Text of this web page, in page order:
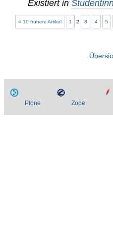
Existiert in
« 10 frühere Artikel 1 2 3 4 5
Plone Zope